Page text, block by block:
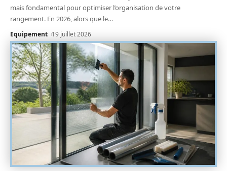
mais fondamental pour optimiser l’organisation de votre
rangement. En 2026, alors que le…
Equipement 19 juillet 2026